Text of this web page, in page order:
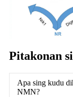
Pitakonan
Apa sing kudu
NMN?